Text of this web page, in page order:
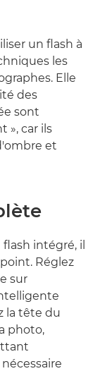
un flash à
les
Elle
des
sont
», car ils
et
intégré, il
Réglez
sur
la tête du
photo,